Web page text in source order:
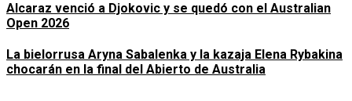
Alcaraz venció a Djokovic y se quedó con el Australian
Open 2026
La bielorrusa Aryna Sabalenka y la kazaja Elena Rybakina
chocarán en la final del Abierto de Australia